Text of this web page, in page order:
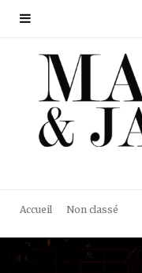
Accueil Non classé